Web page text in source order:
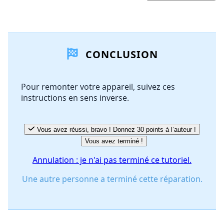
Ajouter un commentaire
Annuler
CONCLUSION
Pour remonter votre appareil, suivez ces
instructions en sens inverse.
Vous avez réussi, bravo ! Donnez 30 points à l’auteur !
Vous avez terminé !
Annulation : je n'ai pas terminé ce tutoriel.
Une autre personne a terminé cette réparation.